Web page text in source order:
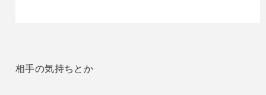
相手の気持ちとか